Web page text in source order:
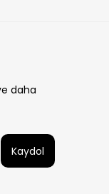
daha
Kaydol